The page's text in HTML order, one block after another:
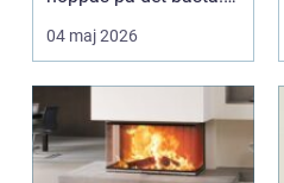
För husägare i Val...
04 maj 2026